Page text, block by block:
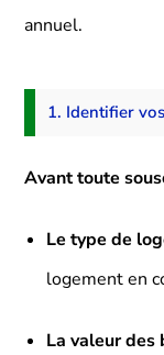
annuel.
1. Identifier
Avant toute
Le type de
logement en
La valeur des